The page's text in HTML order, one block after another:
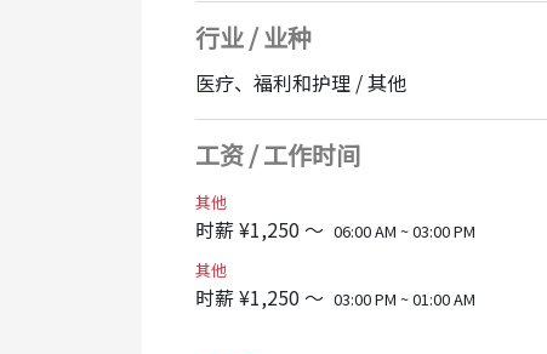
请随时加入公司。
还有其他可以安心工作的环境！
这是一个不会影响工作环境的求职目的地
行业 / 业种
医疗、福利和护理 / 其他
工资 / 工作时间
其他
时薪 ¥1,250 ～ 06:00 AM ~ 03:00 PM
其他
时薪 ¥1,250 ～ 03:00 PM ~ 01:00 AM